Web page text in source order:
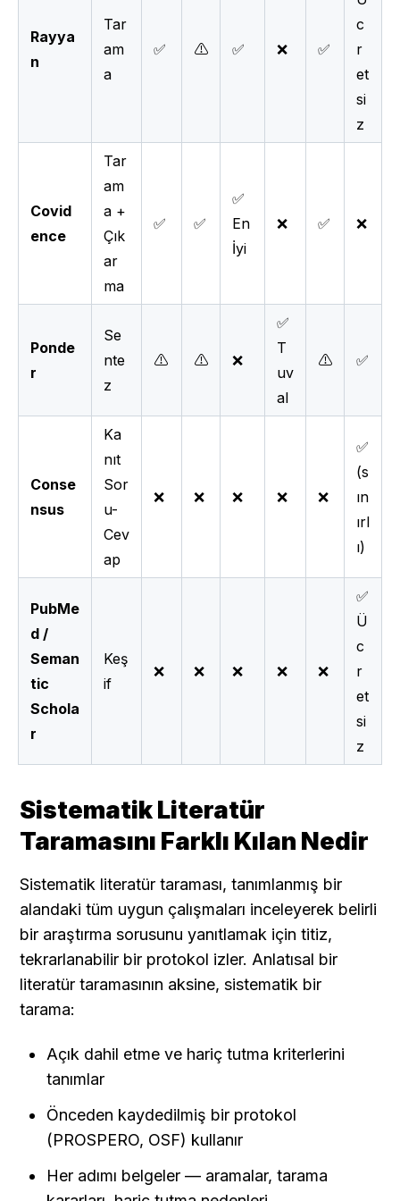
Rayya
n
Tar
am
a
✅ ⚠️ ✅ ❌ ✅
c
r
et
si
z
Covid
ence
Tar
am
a +
Çık
ar
ma
✅ ✅
✅
En
İyi
❌ ✅ ❌
Ponde
r
Se
nte
z
⚠️ ⚠️ ❌
✅
T
uv
al
⚠️ ✅
Conse
nsus
Ka
nıt
Sor
u-
Cev
ap
❌ ❌ ❌ ❌ ❌
✅
(s
ın
ırl
ı)
PubMe
d /
Seman
tic
Schola
r
Keş
if
❌ ❌ ❌ ❌ ❌
✅
Ü
c
r
et
si
z
Sistematik Literatür
Taramasını Farklı Kılan Nedir
Sistematik literatür taraması, tanımlanmış bir
alandaki tüm uygun çalışmaları inceleyerek belirli
bir araştırma sorusunu yanıtlamak için titiz,
tekrarlanabilir bir protokol izler. Anlatısal bir
literatür taramasının aksine, sistematik bir
tarama:
Açık dahil etme ve hariç tutma kriterlerini
tanımlar
Önceden kaydedilmiş bir protokol
(PROSPERO, OSF) kullanır
Her adımı belgeler — aramalar, tarama